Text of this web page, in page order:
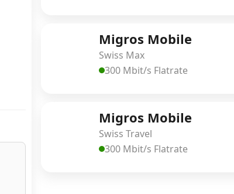
Migros Mobile
Swiss Max
300 Mbit/s Flatrate
Migros Mobile
Swiss Travel
300 Mbit/s Flatrate